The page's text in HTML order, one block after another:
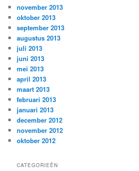
november 2013
oktober 2013
september 2013
augustus 2013
juli 2013
juni 2013
mei 2013
april 2013
maart 2013
februari 2013
januari 2013
december 2012
november 2012
oktober 2012
CATEGORIEËN